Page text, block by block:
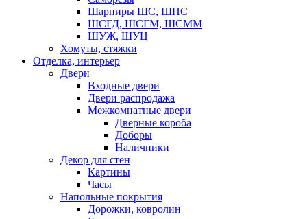
Шарниры ШС, ШПС
ШСГД, ШСГМ, ШСММ
ШУЖ, ШУЦ
Хомуты, стяжки
Отделка, интерьер
Двери
Входные двери
Двери распродажа
Межкомнатные двери
Дверные короба
Доборы
Наличники
Декор для стен
Картины
Часы
Напольные покрытия
Дорожки, ковролин